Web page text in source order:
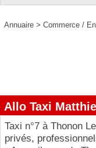
Annuaire > Commerce /
Allo Taxi
Taxi n°7 à Thonon
privés,